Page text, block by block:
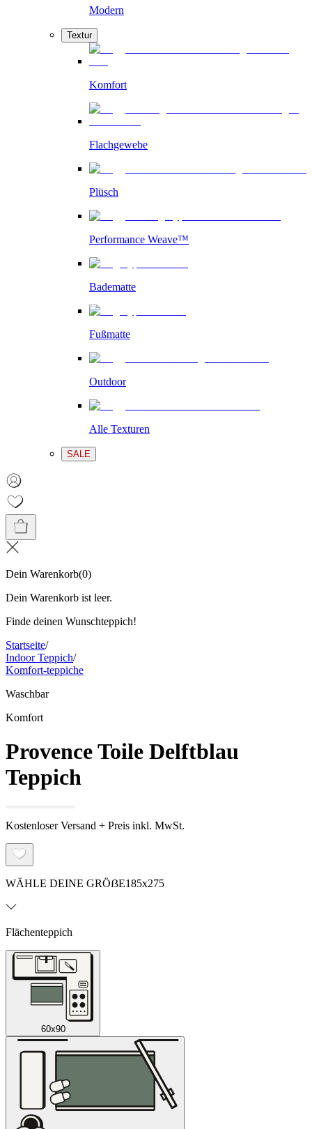
Modern
Textur
Komfort
Flachgewebe
Plüsch
Performance Weave™
Badematte
Fußmatte
Outdoor
Alle Texturen
SALE
Dein Warenkorb(0)
Dein Warenkorb ist leer.
Finde deinen Wunschteppich!
Startseite/
Indoor Teppich/
Komfort-teppiche
Waschbar
Komfort
Provence Toile Delftblau
Teppich
Kostenloser Versand + Preis inkl. MwSt.
WÄHLE DEINE GRÖẞE185x275
Flächenteppich
60x90